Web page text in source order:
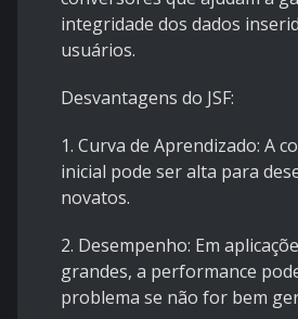
integridade dos dados
usuários.
Desvantagens do JSF:
1. Curva de Aprendizado: A
inicial pode ser alta para
novatos.
2. Desempenho: Em
grandes, a performance
problema se não for bem